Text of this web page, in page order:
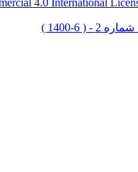
4.0 International